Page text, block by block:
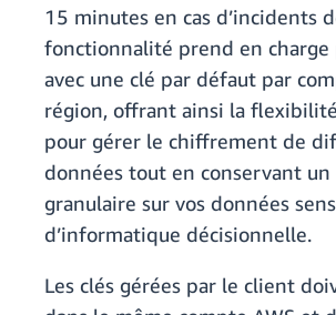
15 minutes en cas d’incidents
fonctionnalité prend en charge
avec une clé par défaut par
région, offrant ainsi la
pour gérer le chiffrement de
données tout en conservant
granulaire sur vos données
d’informatique décisionnelle.
Les clés gérées par le client